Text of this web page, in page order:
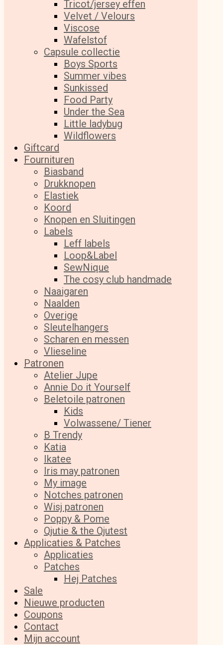
Tricot/jersey effen
Velvet / Velours
Viscose
Wafelstof
Capsule collectie
Boys Sports
Summer vibes
Sunkissed
Food Party
Under the Sea
Little ladybug
Wildflowers
Giftcard
Fournituren
Biasband
Drukknopen
Elastiek
Koord
Knopen en Sluitingen
Labels
Leff labels
Loop&Label
SewNique
The cosy club handmade
Naaigaren
Naalden
Overige
Sleutelhangers
Scharen en messen
Vlieseline
Patronen
Atelier Jupe
Annie Do it Yourself
Beletoile patronen
Kids
Volwassene/ Tiener
B Trendy
Katia
Ikatee
Iris may patronen
My image
Notches patronen
Wisj patronen
Poppy & Pome
Qjutie & the Qjutest
Applicaties & Patches
Applicaties
Patches
Hej Patches
Sale
Nieuwe producten
Coupons
Contact
Mijn account